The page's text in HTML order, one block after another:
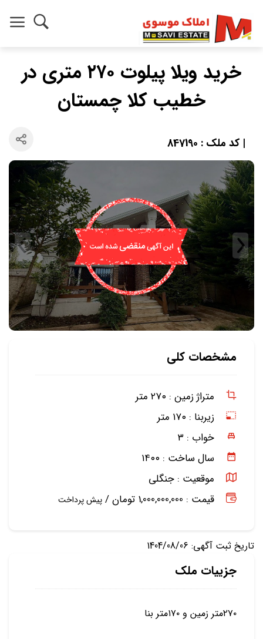
خرید ویلا پیلوت ۲۷۰ متری در
خطیب کلا چمستان
| کد ملک : 847190
مشخصات کلی
متراژ زمین : ۲۷۰ متر
زیربنا : ۱۷۰ متر
خواب : ۳
سال ساخت : ۱۴۰۰
موقعیت : جنگلی
قیمت : 1,000,000,000 تومان /
پیش پرداخت
تاریخ ثبت آگهی: 1404/08/06
جزییات ملک
۲۷۰متر زمین و ۱۷۰متر بنا